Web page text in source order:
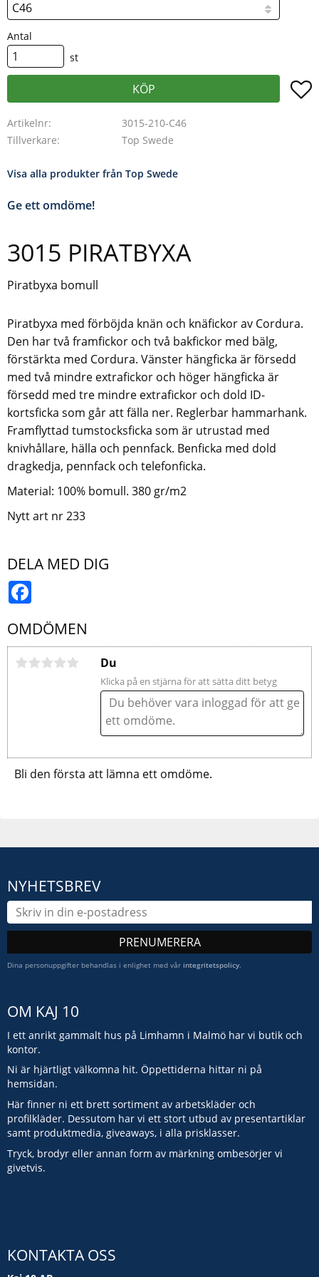
Antal
st
KÖP
Artikelnr
3015-210-C46
Tillverkare
Top Swede
Visa alla produkter från Top Swede
Ge ett omdöme!
3015 PIRATBYXA
Piratbyxa bomull
Piratbyxa med förböjda knän och knäfickor av Cordura.
Den har två framfickor och två bakfickor med bälg,
förstärkta med Cordura. Vänster hängficka är försedd
med två mindre extrafickor och höger hängficka är
försedd med tre mindre extrafickor och dold ID-
kortsficka som går att fälla ner. Reglerbar hammarhank.
Framflyttad tumstocksficka som är utrustad med
knivhållare, hälla och pennfack. Benficka med dold
dragkedja, pennfack och telefonficka.
Material: 100% bomull. 380 gr/m2
Nytt art nr 233
DELA MED DIG
OMDÖMEN
Du
Klicka på en stjärna för att sätta ditt betyg
Bli den första att lämna ett omdöme.
NYHETSBREV
PRENUMERERA
Dina personuppgifter behandlas i enlighet med vår integritetspolicy.
OM KAJ 10
I ett anrikt gammalt hus på Limhamn i Malmö har vi butik och
kontor.
Ni är hjärtligt välkomna hit. Öppettiderna hittar ni på
hemsidan.
Här finner ni ett brett sortiment av arbetskläder och
profilkläder. Dessutom har vi ett stort utbud av presentartiklar
samt produktmedia, giveaways, i alla prisklasser.
Tryck, brodyr eller annan form av märkning ombesörjer vi
givetvis.
KONTAKTA OSS